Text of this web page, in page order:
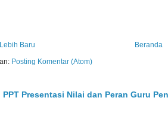
Baru
Beranda
Posting Komentar (Atom)
Presentasi Nilai dan Peran Guru